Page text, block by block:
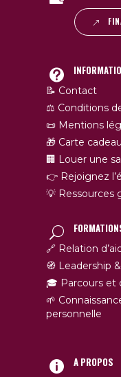
📝 Contact
⚖️ Conditions
📜 Mentions
🎁 Carte cadeau
🏢 Louer une
👉 Rejoignez
💡 Ressources
🔗 Relation
🧭 Leadership
🎓 Parcours et
🌱
personnelle
A PROPOS